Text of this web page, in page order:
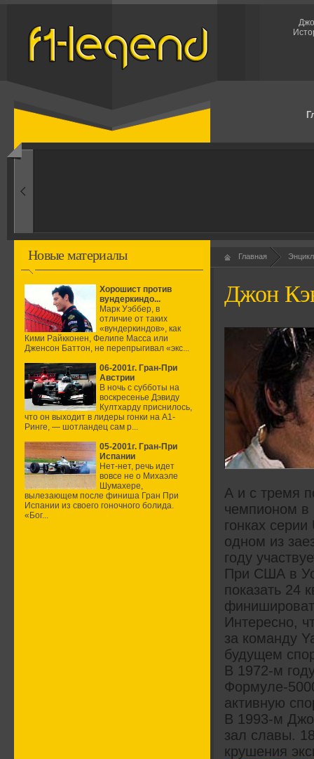
ые
Новые материалы
Хорошист против
вундеркиндо...
Марк Уэббер, в
отличие от таких
«вундеркиндов», как
Кими Райкконен, Фелипе Масса или
Дженсон Баттон, не перепрыгивал «экс...
06-2001г. Гран-При
Австрии
В ночь с субботы на
воскресенье Дэвиду
Култхарду приснилось,
что он выходит в лидеры гонки на А1-
Ринге, — шотландец сам р...
05-2001г. Гран-При
Испании
Нет-нет, речь идет
вовсе не о Михаэле
Шумахере,
вылезающем после финиша Гран При
Испании из своего гоночного болида.
«Бог...
Главная
Джон
А и с тремя
чемпионом в
гонках
одном из
году
При США в
показать 24
Интересно,
за команду
будущем
В 1972-м
Формуле-
активную
В 1993-м
зал славы.
крушения